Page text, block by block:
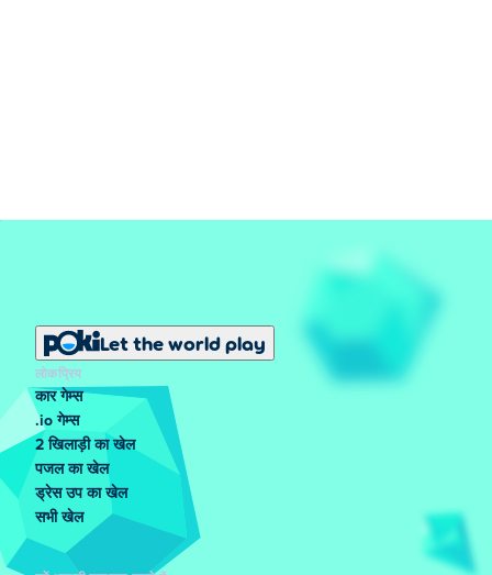
Let the world play
लोकप्रिय
कार गेम्स
.io गेम्स
2 खिलाड़ी का खेल
पजल का खेल
ड्रेस उप का खेल
सभी खेल